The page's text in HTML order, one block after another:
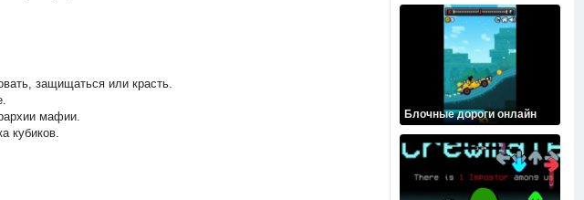
защищаться или красть.
мафии.
кубиков.
Блочные дороги онлайн